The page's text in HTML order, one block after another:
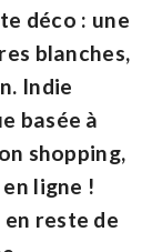
déco : une
blanches,
Indie
basée à
shopping,
ligne !
en reste de